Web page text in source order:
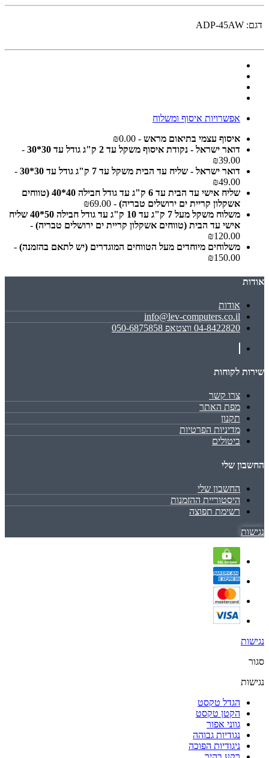
דגם: ADP-45AW
אפשרויות איסוף ומשלוח
איסוף עצמי בתיאום מראש - ₪0.00
דואר ישראל - נקודת איסוף משקל עד 2 ק"ג גודל עד 30*30
-
₪39.00
דואר ישראל - שליח עד הבית משקל עד 7 ק"ג גודל עד 30*30
-
₪49.00
שליח אישי עד הבית עד 6 ק"ג עד גודל חבילה 40*40 (טווחים
אשקלון קריית ים ירושלים טבריה) - ₪69.00
משלוח משקל מעל 7 ק"ג עד 10 ק"ג עד גודל חבילה 50*40 שליח
אישי עד הבית (טווחים אשקלון קריית ים ירושלים טבריה) -
₪120.00
משלוחים מיוחדים מעל הטווחים המוגדרים (יש לתאם בהזמנה) -
₪150.00
אודות
אודות
info@lev-computers.co.il
04-8422820 ווצטאפ 050-6875858
שירות לקוחות
צרו קשר
מפת האתר
תקנון
מדיניות הפרטיות
ביטולים
החשבון שלי
החשבון שלי
היסטוריית ההזמנות
רשימת תפוצה
נגישות
נגישות
סגור
נגישות
הגדל טקסט
הקטן טקסט
גווני אפור
נגודיות גבוהה
ניגודיות הפוכה